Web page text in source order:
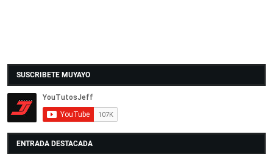
SUSCRIBETE MUYAYO
ENTRADA DESTACADA